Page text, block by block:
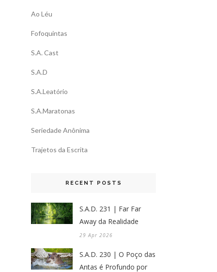
Ao Léu
Fofoquintas
S.A. Cast
S.A.D
S.A.Leatório
S.A.Maratonas
Seriedade Anônima
Trajetos da Escrita
RECENT POSTS
S.A.D. 231 | Far Far
Away da Realidade
29 Apr 2026
S.A.D. 230 | O Poço das
Antas é Profundo por